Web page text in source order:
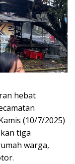
hebat
(10/7/2025)
tiga
warga,